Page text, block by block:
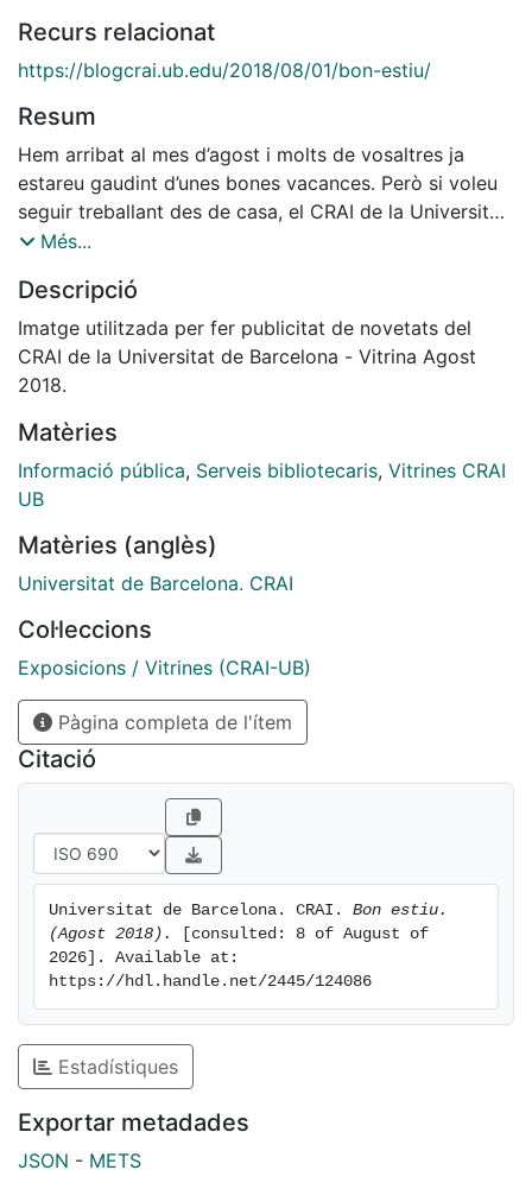
Recurs relacionat
https://blogcrai.ub.edu/2018/08/01/bon-estiu/
Resum
Hem arribat al mes d’agost i molts de vosaltres ja
estareu gaudint d’unes bones vacances. Però si voleu
seguir treballant des de casa, el CRAI de la Universitat
posa al vostre abast tots els recursos en línia a través
electròniques, el Catàleg i el gestor bibliogràfic
Mendeley. Us recordem que seguint directrius de
Gerència de la Universitat de Barcelona, el període de
tancament dels CRAI Biblioteques i Unitats durant les
(ambdós inclosos). Consulteu els horaris d’estiu dels
CRAI Biblioteques al Web del CRAI.
Bones vacances!!!
Més...
Descripció
Imatge utilitzada per fer publicitat de novetats del
CRAI de la Universitat de Barcelona - Vitrina Agost
2018.
Matèries
Informació pública, Serveis bibliotecaris, Vitrines CRAI
UB
Matèries (anglès)
Universitat de Barcelona. CRAI
Col·leccions
Exposicions / Vitrines (CRAI-UB)
Pàgina completa de l'ítem
Citació
Universitat de Barcelona. CRAI. Bon estiu.
(Agost 2018).
[consulted: 8 of August of
2026]. Available at:
https://hdl.handle.net/2445/124086
Estadístiques
Exportar metadades
JSON - METS